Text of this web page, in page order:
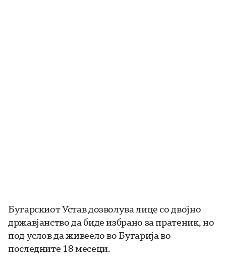
Бугарскиот Устав дозволува лице со двојно
државјанство да биде избрано за пратеник, но
под услов да живеело во Бугарија во
последните 18 месеци.